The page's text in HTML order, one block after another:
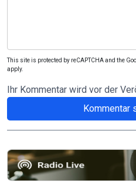
This site is protected by reCAPTCHA and the
apply.
Ihr Kommentar wird vor der
Kommentar